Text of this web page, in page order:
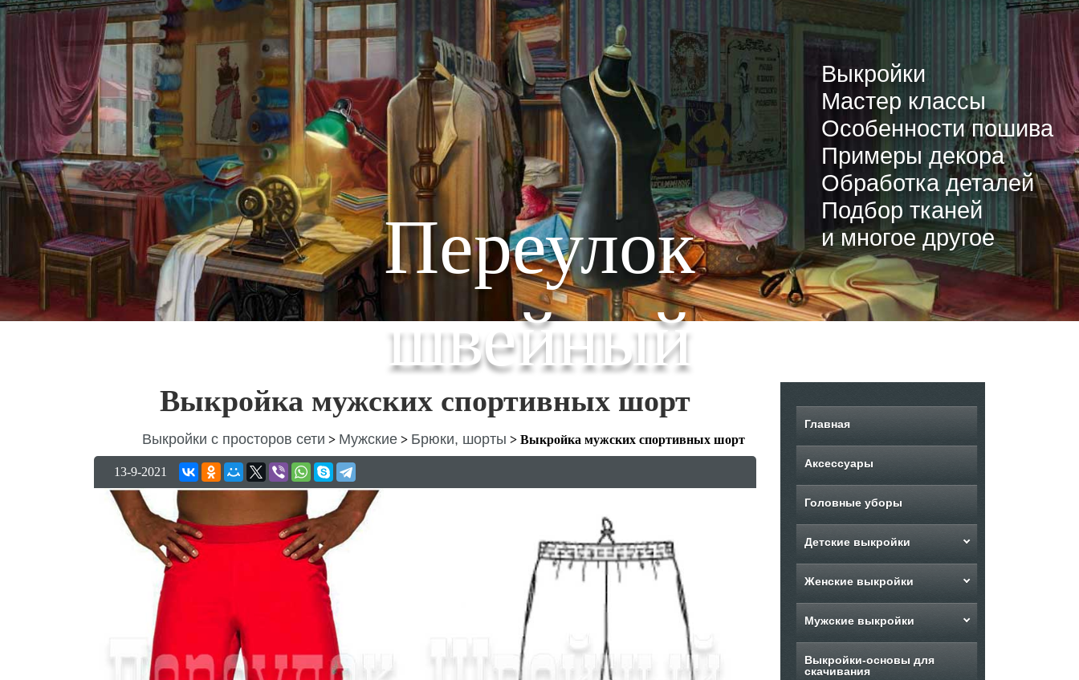
Переулок
швейный
Выкройки
Мастер классы
Особенности пошива
Примеры декора
Обработка деталей
Подбор тканей
и многое другое
Выкройка мужских спортивных шорт
Выкройки с просторов сети > Мужские > Брюки, шорты > Выкройка мужских спортивных шорт
13-9-2021
Главная
Аксессуары
Головные уборы
Детские выкройки
Женские выкройки
Мужские выкройки
Выкройки-основы для
скачивания